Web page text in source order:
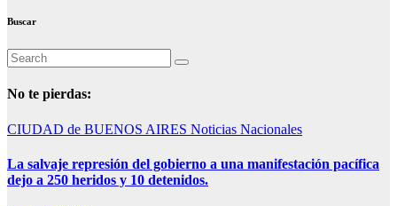
Buscar
No te pierdas:
CIUDAD de BUENOS AIRES Noticias Nacionales
La salvaje represión del gobierno a una manifestación pacífica
dejo a 250 heridos y 10 detenidos.